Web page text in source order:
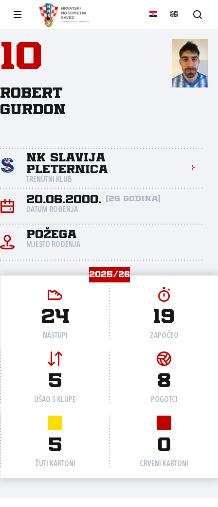
10
Robert
Gurdon
NK Slavija
Pleternica
TRENUTNI KLUB
20.06.2000. (26 godina)
DATUM ROĐENJA
Požega
MJESTO ROĐENJA
2025/26
24
NASTUPI
19
ZAPOČEO
5
UŠAO S KLUPE
8
POGOTCI
5
ŽUTI KARTONI
0
CRVENI KARTONI